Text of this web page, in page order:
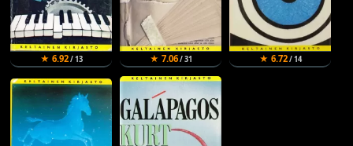
★ 6.92/ 13 ★ 7.06/ 31 ★ 6.72/ 14